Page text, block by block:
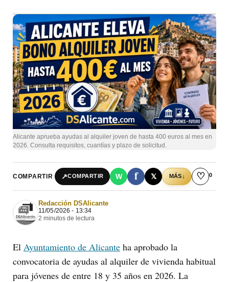
Alicante aprueba ayudas al alquiler joven de hasta 400 euros al mes en
2026. Consulta requisitos, cuantías y plazo de solicitud.
COMPARTIR ↗COMPARTIR W f 𝕏 MÁS↓ ♡ 0
Redacción DSAlicante
11/05/2026 - 13:34
2 minutos de lectura
El Ayuntamiento de Alicante ha aprobado la
convocatoria de ayudas al alquiler de vivienda habitual
para jóvenes de entre 18 y 35 años en 2026. La